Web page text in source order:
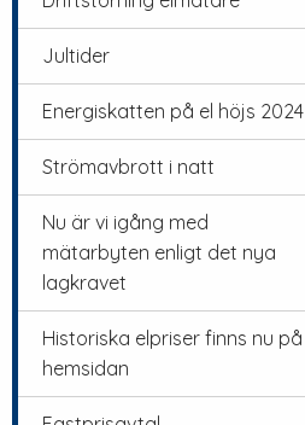
Jultider
Energiskatten på el höjs 2024
Strömavbrott i natt
Nu är vi igång med
mätarbyten enligt det nya
lagkravet
Historiska elpriser finns nu på
hemsidan